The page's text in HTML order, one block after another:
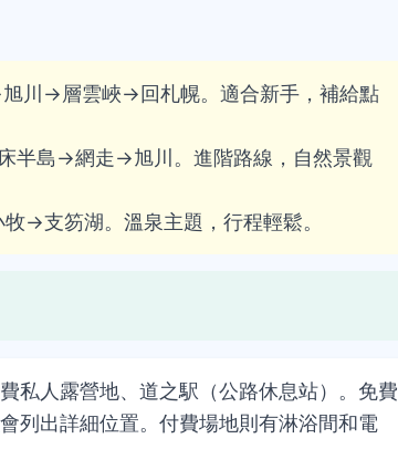
川→層雲峽→回札幌。適合新手，補給點
半島→網走→旭川。進階路線，自然景觀
→支笏湖。溫泉主題，行程輕鬆。
私人露營地、道之駅（公路休息站）。免費
會列出詳細位置。付費場地則有淋浴間和電